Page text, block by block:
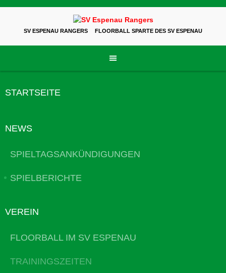
SV ESPENAU RANGERS FLOORBALL SPARTE DES SV ESPENAU
STARTSEITE
NEWS
SPIELTAGSANKÜNDIGUNGEN
SPIELBERICHTE
VEREIN
FLOORBALL IM SV ESPENAU
TRAININGSZEITEN